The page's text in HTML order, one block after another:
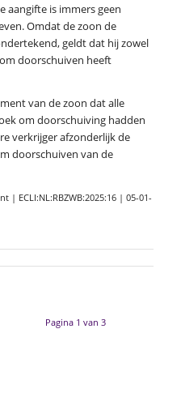
aangifte is immers geen
Omdat de zoon de
geldt dat hij zowel
doorschuiven heeft
van de zoon dat alle
om doorschuiving hadden
verkrijger afzonderlijk de
doorschuiven van de
| ECLI:NL:RBZWB:2025:16 | 05-01-
Pagina 1 van 3